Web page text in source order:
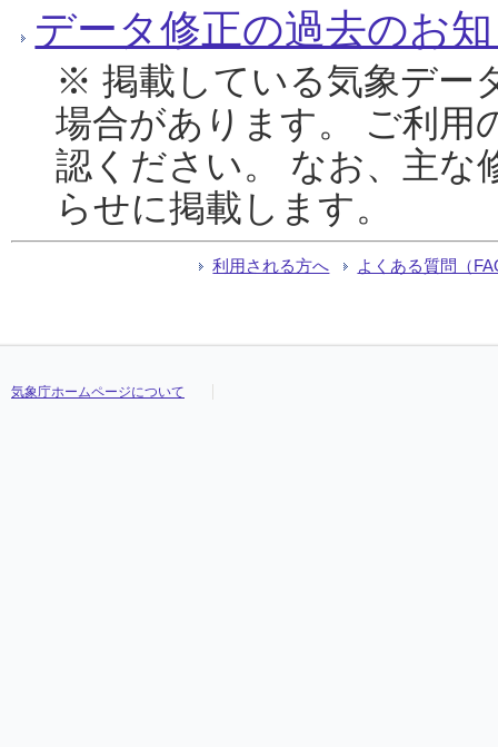
データ修正の過去のお
※ 掲載している気象デー
場合があります。 ご利用
認ください。 なお、主な
らせに掲載します。
利用される方へ よくある質問（
気象庁ホームページについて